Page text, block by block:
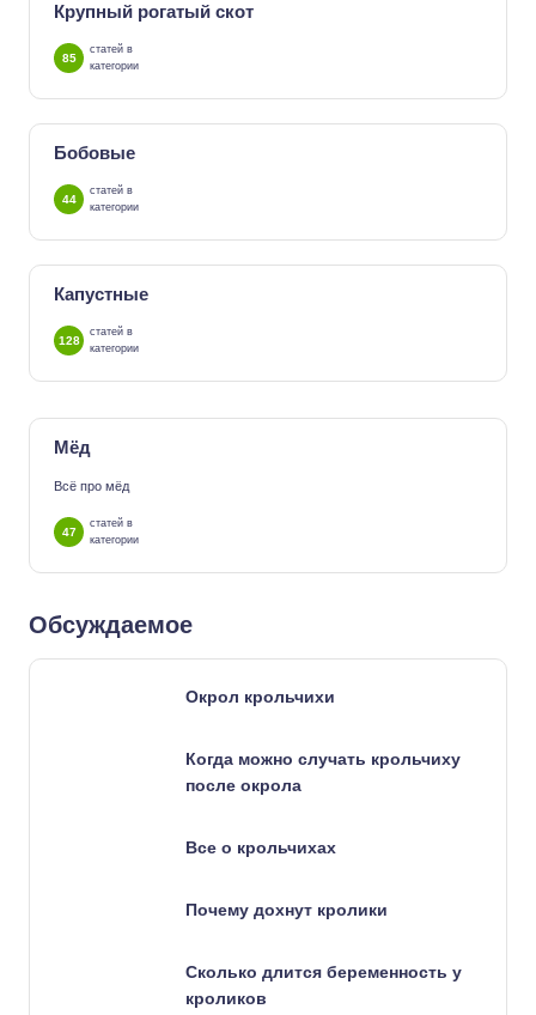
Крупный рогатый скот
85
статей в
категории
Бобовые
44
статей в
категории
Капустные
128
статей в
категории
Мёд
Всё про мёд
47
статей в
категории
Обсуждаемое
Окрол крольчихи
Когда можно случать крольчиху
после окрола
Все о крольчихах
Почему дохнут кролики
Сколько длится беременность у
кроликов